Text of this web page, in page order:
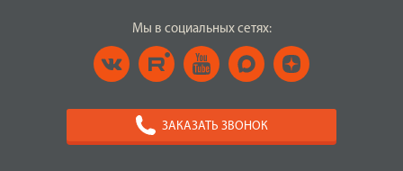
Мы в социальных сетях:
ЗАКАЗАТЬ ЗВОНОК